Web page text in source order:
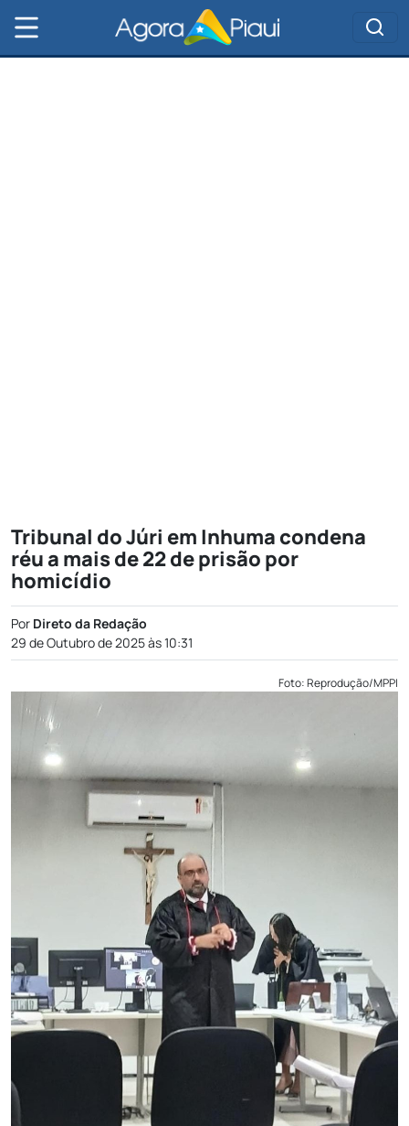
Tribunal do Júri em Inhuma condena
réu a mais de 22 de prisão por
homicídio
Por Direto da Redação
29 de Outubro de 2025 às 10:31
Foto: Reprodução/MPPI